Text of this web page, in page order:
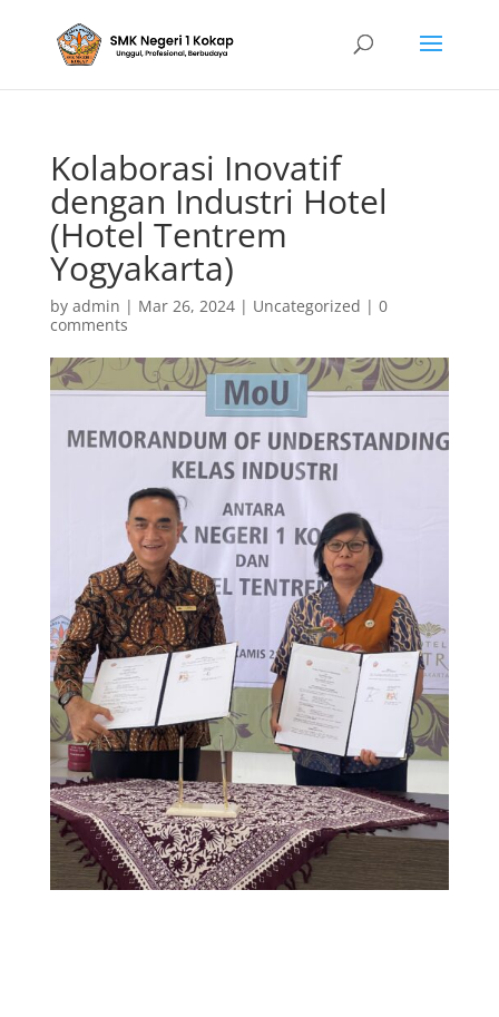
Kolaborasi Inovatif
dengan Industri Hotel
(Hotel Tentrem
Yogyakarta)
by admin | Mar 26, 2024| Uncategorized | 0
comments